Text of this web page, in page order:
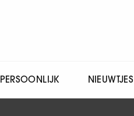
PERSOONLIJK NIEUWTJES